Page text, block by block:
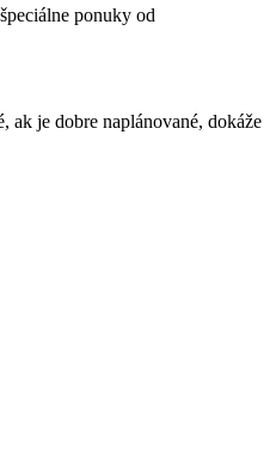
ponuky od
ak je dobre naplánované, dokáže